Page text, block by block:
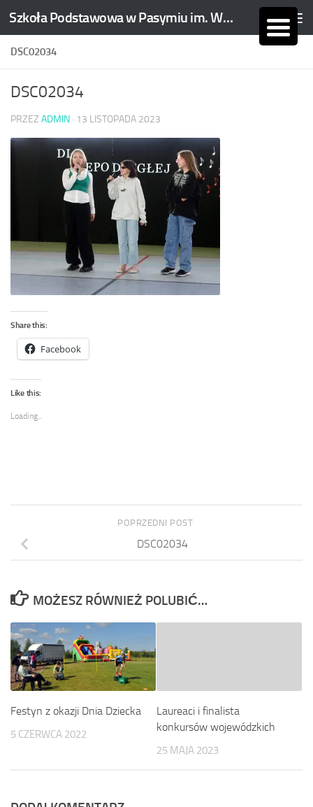
Skip to content Szkoła Podstawowa w Pasymiu im. Wojciecha Kętrzyńskiego
DSC02034
DSC02034
PRZEZ ADMIN · 13 LISTOPADA 2023
Share this:
Facebook
Like this:
Loading...
POPRZEDNI POST
DSC02034
MOŻESZ RÓWNIEŻ POLUBIĆ…
Festyn z okazji Dnia Dziecka
5 CZERWCA 2022
Laureaci i finalista
konkursów wojewódzkich
25 MAJA 2023